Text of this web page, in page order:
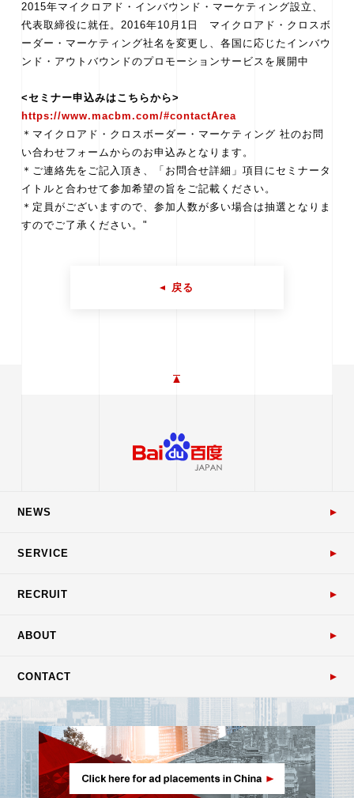
2015年マイクロアド・インバウンド・マーケティング設立、
代表取締役に就任。2016年10月1日 マイクロアド・クロスボ
ーダー・マーケティング社名を変更し、各国に応じたインバウ
ンド・アウトバウンドのプロモーションサービスを展開中
<セミナー申込みはこちらから>
https://www.macbm.com/#contactArea
＊マイクロアド・クロスボーダー・マーケティング 社のお問
い合わせフォームからのお申込みとなります。
＊ご連絡先をご記入頂き、「お問合せ詳細」項目にセミナータ
イトルと合わせて参加希望の旨をご記載ください。
＊定員がございますので、参加人数が多い場合は抽選となりま
すのでご了承ください。"
戻る
NEWS
SERVICE
RECRUIT
ABOUT
CONTACT